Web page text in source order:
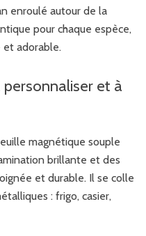
enroulé autour de la
pour chaque espèce,
et adorable.
et à
magnétique souple
brillante et des
et durable. Il se colle
: frigo, casier,